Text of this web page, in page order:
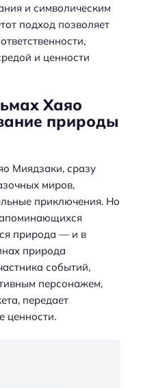
и символическим
подход позволяет
и ценности
Хаяо
природы
Миядзаки, сразу
миров,
приключения. Но
природа — и в
природа
событий,
персонажем,
передает
ценности.